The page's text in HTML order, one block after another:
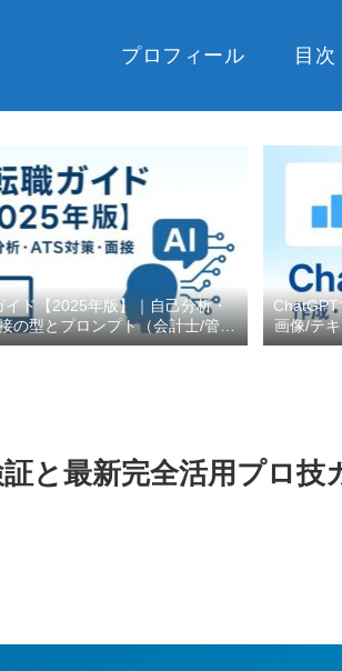
プロフィール 目次
イド【2025年版】｜自己分析・
の型とプロンプト（会計士/管理
部門向け）
ChatGPT
画像/テ
と最新完全活用プロ技